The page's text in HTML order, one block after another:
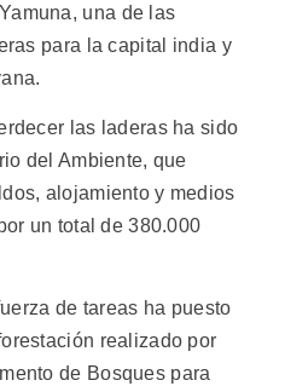
una de las
para la capital india y
las laderas ha sido
del Ambiente, que
alojamiento y medios
un total de 380.000
de tareas ha puesto
realizado por
de Bosques para